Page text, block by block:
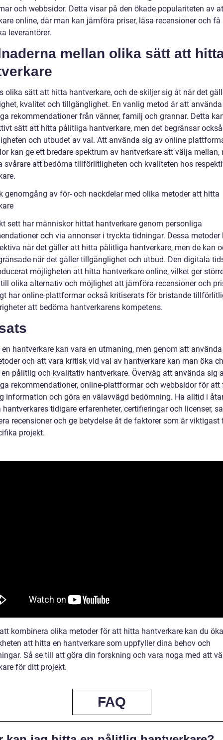
och webbsidor. Detta visar på den ökade populariteten av
online, där man kan jämföra priser, läsa recensioner och
leverantörer.
mellan olika sätt att
olika sätt att hitta hantverkare, och de skiljer sig åt när det
kvalitet och tillgänglighet. En vanlig metod är att
rekommendationer från vänner, familj och grannar. Detta
sätt att hitta pålitliga hantverkare, men det begränsar också
och utbudet av val. Att använda sig av online
kan ge ett bredare spektrum av hantverkare att välja mellan,
svårare att bedöma tillförlitligheten och kvaliteten hos
genomgång av för- och nackdelar med olika metoder att hitta
sett har människor hittat hantverkare genom personliga
och via annonser i tryckta tidningar. Dessa metoder
när det gäller att hitta pålitliga hantverkare, men de kan
när det gäller tillgänglighet och utbud. Den digitala
möjligheten att hitta hantverkare online, vilket ger
olika alternativ och möjlighet att jämföra recensioner och
har online-plattformar också kritiserats för bristande
att bedöma hantverkarens kompetens.
hantverkare kan vara en utmaning, men genom att
och att vara kritisk vid val av hantverkare kan man öka
pålitlig och kvalitativ hantverkare. Överväg att använda sig
rekommendationer, online-plattformar och webbsidor för att
information och göra en välavvägd bedömning. Ha alltid i
hantverkares tidigare erfarenheter, certifieringar och licenser,
recensioner och ge betydelse åt de faktorer som är viktigast
projekt.
kombinera olika metoder för att hitta hantverkare kan du öka
att hitta en hantverkare som uppfyller dina behov och
Så se till att göra din forskning och vara noga med att
för ditt projekt.
FAQ